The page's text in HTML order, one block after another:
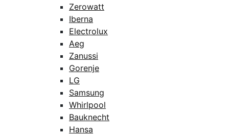
Zerowatt
Iberna
Electrolux
Aeg
Zanussi
Gorenje
LG
Samsung
Whirlpool
Bauknecht
Hansa